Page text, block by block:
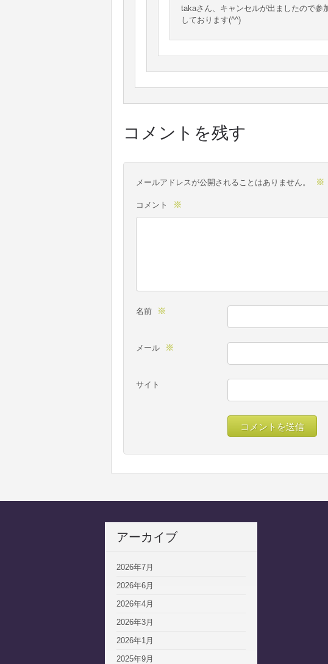
takaさん、キャンセルが出ましたので参
しております(^^)
コメントを残す
メールアドレスが公開されることはありません。 ※
コメント ※
名前 ※
メール ※
サイト
アーカイブ
2026年7月
2026年6月
2026年4月
2026年3月
2026年1月
2025年9月